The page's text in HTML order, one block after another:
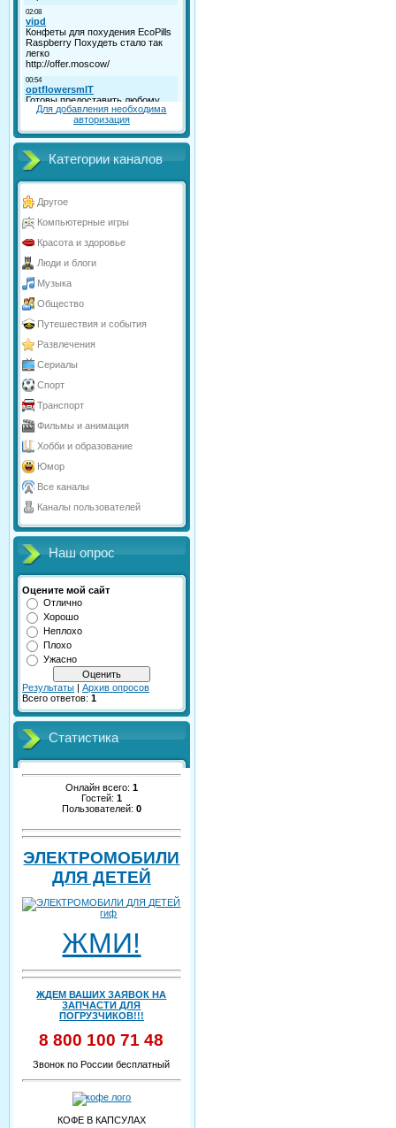
Для добавления необходима
авторизация
Категории каналов
Другое
Компьютерные игры
Красота и здоровье
Люди и блоги
Музыка
Общество
Путешествия и события
Развлечения
Сериалы
Спорт
Транспорт
Фильмы и анимация
Хобби и образование
Юмор
Все каналы
Каналы пользователей
Наш опрос
Оцените мой сайт
Отлично
Хорошо
Неплохо
Плохо
Ужасно
Результаты | Архив опросов
Всего ответов: 1
Статистика
Онлайн всего: 1
Гостей: 1
Пользователей: 0
ЭЛЕКТРОМОБИЛИ
ДЛЯ ДЕТЕЙ
ЖМИ!
ЖДЕМ ВАШИХ ЗАЯВОК НА
ЗАПЧАСТИ ДЛЯ
ПОГРУЗЧИКОВ!!!
8 800 100 71 48
Звонок по России бесплатный
КОФЕ В КАПСУЛАХ